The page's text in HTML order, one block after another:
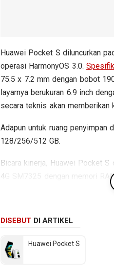
Huawei Pocket S diluncurkan
operasi HarmonyOS 3.0.
75.5 x 7.2 mm dengan bobot
layarnya berukuran 6.9 inch
secara teknis akan memberikan
Adapun untuk ruang penyimpan
128/256/512 GB.
Bicara kinerja, Huawei Pocket
4G SM7325 dengan memori
fotografi tersedia kamera
beberapa spesifikasi kunci
DISEBUT DI ARTIKEL
Huawei Pocket S